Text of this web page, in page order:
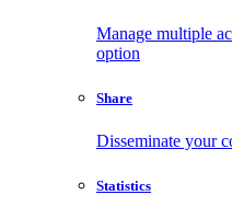
Manage multiple
option
Share
Disseminate your
Statistics